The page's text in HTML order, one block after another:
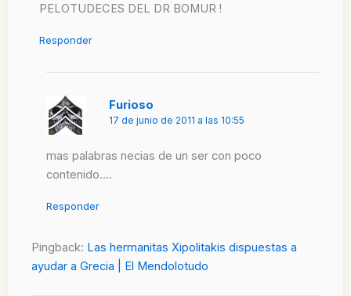
PELOTUDECES DEL DR BOMUR !
Responder
Furioso
17 de junio de 2011 a las 10:55
mas palabras necias de un ser con poco
contenido….
Responder
Pingback: Las hermanitas Xipolitakis dispuestas a
ayudar a Grecia | El Mendolotudo